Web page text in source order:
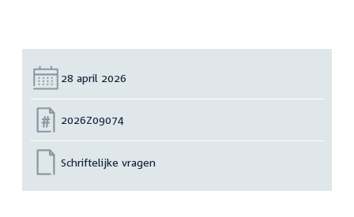
Datum:
28 april 2026
Nummer:
2026Z09074
Schriftelijke vragen